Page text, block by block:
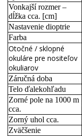
Vonkajší rozmer –
dĺžka cca. [cm]
Nastavenie dioptrie
Farba
Otočné / sklopné
okuláre pre nositeľov
okuliarov
Záručná doba
Telo ďalekohľadu
Zorné pole na 1000 m
cca.
Zorný uhol cca.
Zväčšenie